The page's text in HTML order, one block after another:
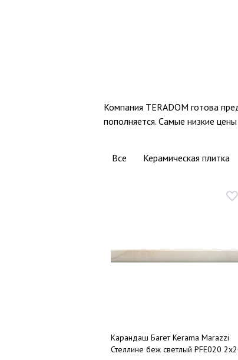
Компания TERADOM готова
пополняется. Самые низкие
Все Керамическая плитка
Карандаш Багет Kerama Marazzi
Стеллине беж светлый PFE020